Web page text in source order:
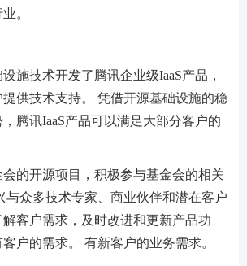
。
施技术开发了腾讯企业级IaaS产品，
供技术支持。 凭借开源基础设施的稳
腾讯IaaS产品可以满足大部分客户的
的开源项目，积极参与基金会的相关
与众多技术专家、商业伙伴和潜在客户
客户需求，及时改进和更新产品功
户的需求。 有新客户的业务需求。